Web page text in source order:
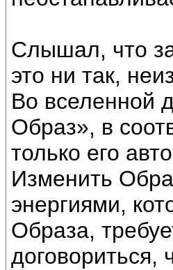
Слышал, что
это ни так,
Во вселенной
Образ», в
только его
Изменить
энергиями,
Образа,